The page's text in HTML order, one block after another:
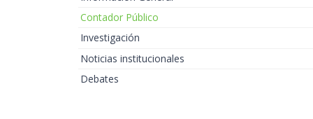
Contador Público
Investigación
Noticias institucionales
Debates